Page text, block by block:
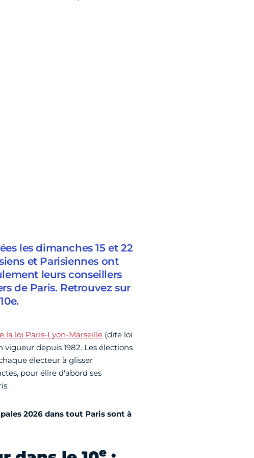
les dimanches 15 et 22
et Parisiennes ont
leurs conseillers
de Paris. Retrouvez sur
la loi Paris-Lyon-Marseille(dite loi
depuis 1982. Les élections
électeur à glisser
pour élire d'abord ses
2026 dans tout Paris sont à
e